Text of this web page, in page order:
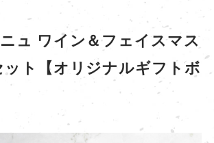
ュ ワイン＆フェイスマス
ット【オリジナルギフトボ